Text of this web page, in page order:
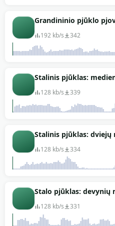
Grandininio pjūklo
192 kb/s 342
Stalinis pjūklas:
128 kb/s 339
Stalinis pjūklas: dviejų
128 kb/s 334
Stalo pjūklas: devynių
128 kb/s 331